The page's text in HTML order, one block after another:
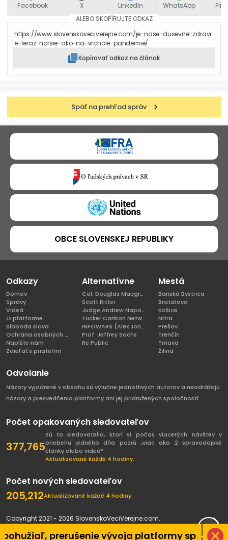
Facebook X LinkedIn WhatsApp
ALEBO SKOPÍRUJTE ODKAZ
https://www.slovenskoveciverejne.com/je-nase-dusevne-zdravi
e-teraz-horsie-ako-na-vrchole-pandemie/
Kopírovať odkaz na článok
Späť na prehľad správ
vývoja platformy spôsobené
OBCE SLOVENSKEJ REPUBLIKY
Odkazy
Domov
Správy
Videá
O platforme
Sloboda slova
Ochrana osobných údajov
Napíšte nám
Zdieľať s priateľmi
Alternatívne
Col. Douglas Macgregor, Ph.D
Scott Ritter
Judge Andrew Napolitano
Tucker Carlson Network
INFOWARS (Alex Jones)
Prof. Jeffrey Sachs
Re:Public
Mestá
Banská Bystrica
Bratislava
Košice
Nitra
Prešov
Trenčín
Trnava
Žilina
Odvolanie
Názory vyjadrené v obsahu sú výlučne jednotlivých autorov a neodrážajú
názory a presvedčenia platformy ani jej pridružených spoločností.
Počet opakovaných sledovateľov
377,765
Sú to sledovatelia, ktorí si počas viacerých návštev v
priebehu jedného dňa pozrú „viac ako 2 spravodajské
články alebo videá“.
Aktualizované každé 4 hodiny.
Počet nových sledovateľov
205,212Aktualizované každé 4 hodiny.
Copyright 2021 - 2026 SlovenskoVeciVerejne.com.